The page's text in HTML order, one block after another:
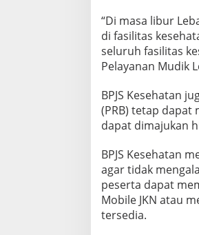
“Di masa libur
di fasilitas
seluruh fasilitas
Pelayanan Mudik
BPJS Kesehatan
(PRB) tetap
dapat dimajukan
BPJS Kesehatan
agar tidak
peserta dapat
Mobile JKN atau
tersedia.